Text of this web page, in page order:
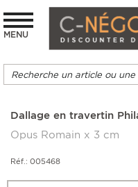
MENU
Dallage en travertin
Opus Romain x 3 cm
Réf.: 005468